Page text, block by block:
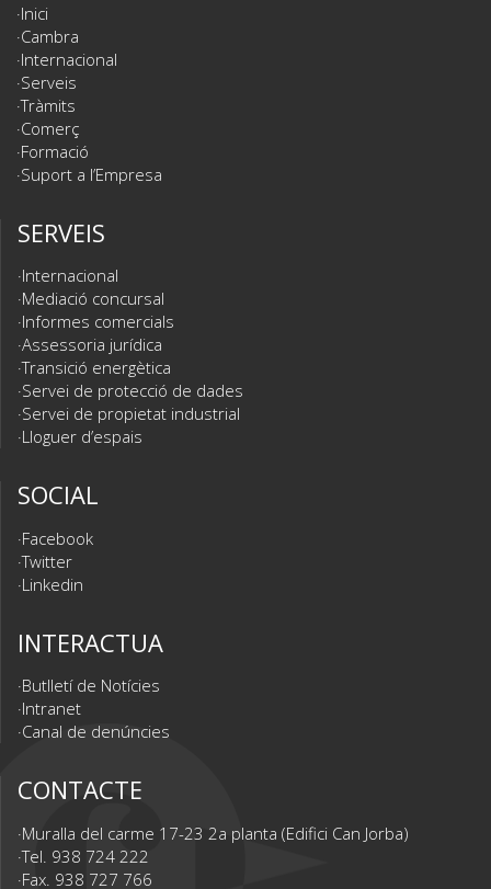
Inici
Cambra
Internacional
Serveis
Tràmits
Comerç
Formació
Suport a l’Empresa
SERVEIS
Internacional
Mediació concursal
Informes comercials
Assessoria jurídica
Transició energètica
Servei de protecció de dades
Servei de propietat industrial
Lloguer d’espais
SOCIAL
Facebook
Twitter
Linkedin
INTERACTUA
Butlletí de Notícies
Intranet
Canal de denúncies
CONTACTE
Muralla del carme 17-23 2a planta (Edifici Can Jorba)
Tel. 938 724 222
Fax. 938 727 766